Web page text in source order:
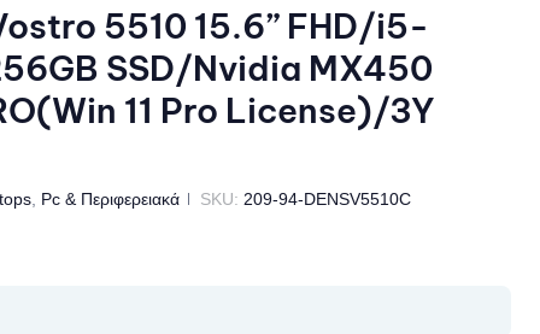
5510 15.6” FHD/i5-
SSD/Nvidia MX450
11 Pro License)/3Y
, Pc & Περιφερειακά SKU: 209-94-DENSV5510C